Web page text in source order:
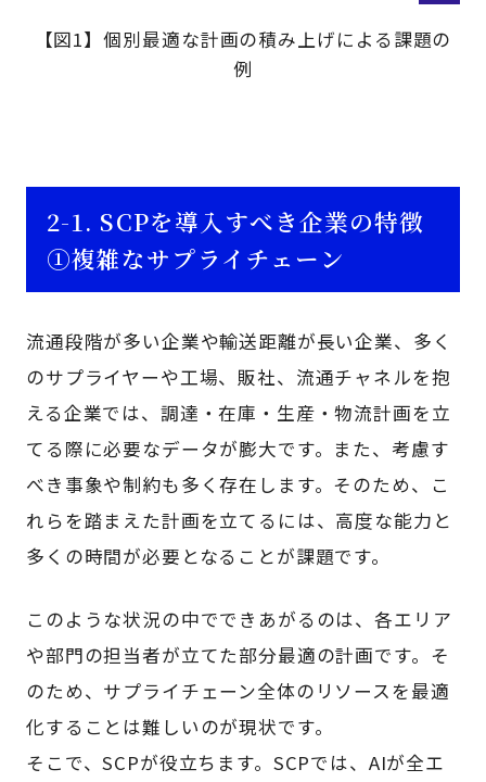
【図1】個別最適な計画の積み上げによる課題の
例
2-1. SCPを導入すべき企業の特徴
①複雑なサプライチェーン
流通段階が多い企業や輸送距離が長い企業、多く
のサプライヤーや工場、販社、流通チャネルを抱
える企業では、調達・在庫・生産・物流計画を立
てる際に必要なデータが膨大です。また、考慮す
べき事象や制約も多く存在します。そのため、こ
れらを踏まえた計画を立てるには、高度な能力と
多くの時間が必要となることが課題です。
このような状況の中でできあがるのは、各エリア
や部門の担当者が立てた部分最適の計画です。そ
のため、サプライチェーン全体のリソースを最適
化することは難しいのが現状です。
そこで、SCPが役立ちます。SCPでは、AIが全エ